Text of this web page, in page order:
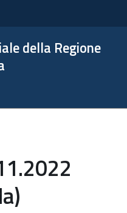
della Regione